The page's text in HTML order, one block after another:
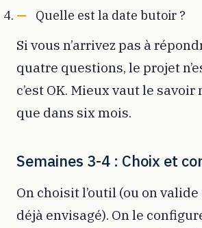
Quelle est la date butoir ?
Si vous n’arrivez pas à
quatre questions, le projet
c’est OK. Mieux vaut le
que dans six mois.
Semaines 3-4 : Choix et
On choisit l’outil (ou on
déjà envisagé). On le